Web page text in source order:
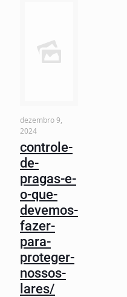
dezembro 9,
2024
controle-
de-
pragas-e-
o-que-
devemos-
fazer-
para-
proteger-
nossos-
lares/